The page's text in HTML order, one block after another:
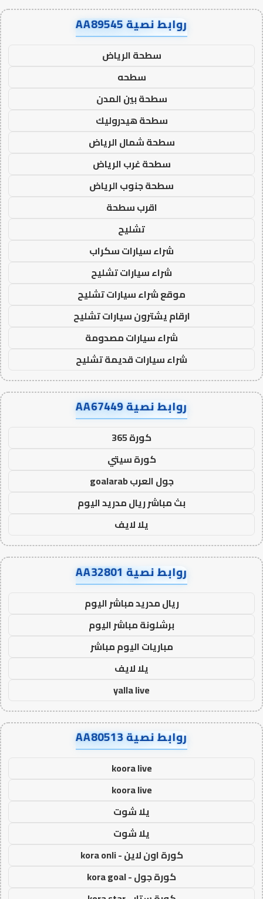
روابط نصية AA89545
سطحة الرياض
سطحه
سطحة بين المدن
سطحة هيدروليك
سطحة شمال الرياض
سطحة غرب الرياض
سطحة جنوب الرياض
اقرب سطحة
تشليح
شراء سيارات سكراب
شراء سيارات تشليح
موقع شراء سيارات تشليح
ارقام يشترون سيارات تشليح
شراء سيارات مصدومة
شراء سيارات قديمة تشليح
روابط نصية AA67449
كورة 365
كورة سيتي
جول العرب goalarab
بث مباشر ريال مدريد اليوم
يلا لايف
روابط نصية AA32801
ريال مدريد مباشر اليوم
برشلونة مباشر اليوم
مباريات اليوم مباشر
يلا لايف
yalla live
روابط نصية AA80513
koora live
koora live
يلا شوت
يلا شوت
كورة اون لاين - kora onli
كورة جول - kora goal